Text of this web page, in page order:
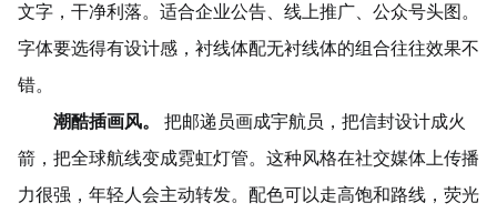
文字，干净利落。适合企业公告、线上推广、公众号头图。
字体要选得有设计感，衬线体配无衬线体的组合往往效果不
错。
潮酷插画风。
把邮递员画成宇航员，把信封设计成火
箭，把全球航线变成霓虹灯管。这种风格在社交媒体上传播
力很强，年轻人会主动转发。配色可以走高饱和路线，荧光